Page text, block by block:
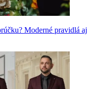
Moderné pravidlá aj